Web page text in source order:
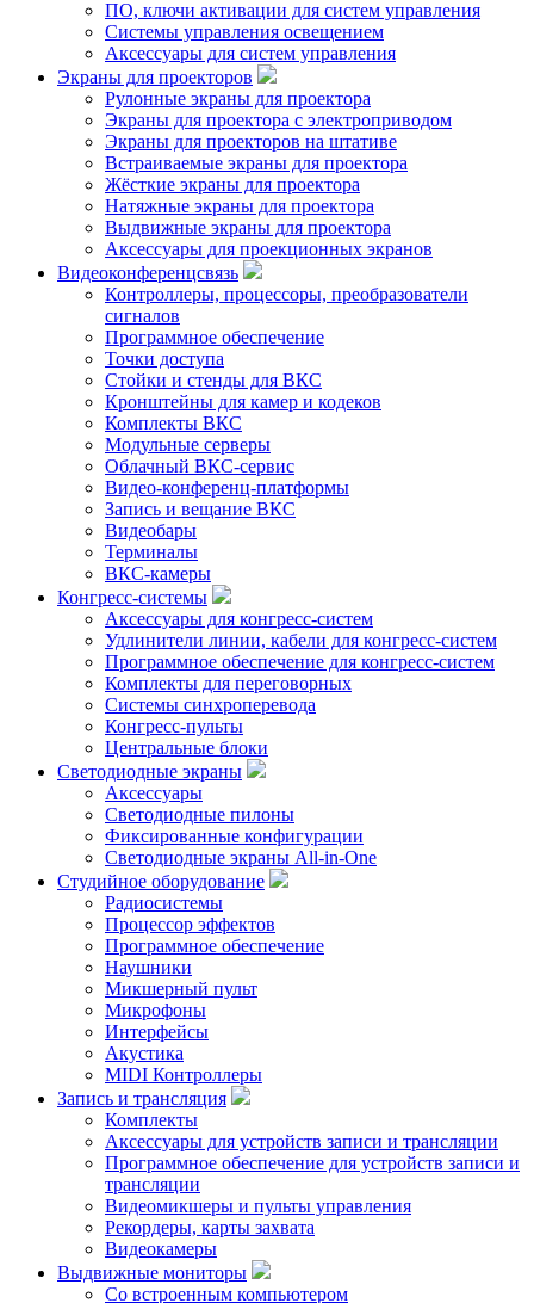
ПО, ключи активации для систем управления
Системы управления освещением
Аксессуары для систем управления
Экраны для проекторов
Рулонные экраны для проектора
Экраны для проектора с электроприводом
Экраны для проекторов на штативе
Встраиваемые экраны для проектора
Жёсткие экраны для проектора
Натяжные экраны для проектора
Выдвижные экраны для проектора
Аксессуары для проекционных экранов
Видеоконференцсвязь
Контроллеры, процессоры, преобразователи
сигналов
Программное обеспечение
Точки доступа
Стойки и стенды для ВКС
Кронштейны для камер и кодеков
Комплекты ВКС
Модульные серверы
Облачный ВКС-сервис
Видео-конференц-платформы
Запись и вещание ВКС
Видеобары
Терминалы
ВКС-камеры
Конгресс-системы
Аксессуары для конгресс-систем
Удлинители линии, кабели для конгресс-систем
Программное обеспечение для конгресс-систем
Комплекты для переговорных
Системы синхроперевода
Конгресс-пульты
Центральные блоки
Светодиодные экраны
Аксессуары
Светодиодные пилоны
Фиксированные конфигурации
Светодиодные экраны All-in-One
Студийное оборудование
Радиосистемы
Процессор эффектов
Программное обеспечение
Наушники
Микшерный пульт
Микрофоны
Интерфейсы
Акустика
MIDI Контроллеры
Запись и трансляция
Комплекты
Аксессуары для устройств записи и трансляции
Программное обеспечение для устройств записи и
трансляции
Видеомикшеры и пульты управления
Рекордеры, карты захвата
Видеокамеры
Выдвижные мониторы
Со встроенным компьютером